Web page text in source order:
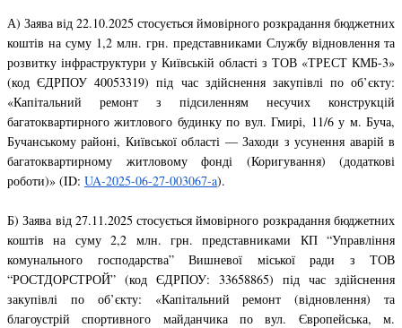
А) Заява від 22.10.2025 стосується ймовірного розкрадання бюджетних
коштів на суму 1,2 млн. грн. представниками Службу відновлення та
розвитку інфраструктури у Київській області з ТОВ «ТРЕСТ КМБ-3»
(код ЄДРПОУ 40053319) під час здійснення закупівлі по об’єкту:
«Капітальний ремонт з підсиленням несучих конструкцій
багатоквартирного житлового будинку по вул. Гмирі, 11/6 у м. Буча,
Бучанському районі, Київської області — Заходи з усунення аварій в
багатоквартирному житловому фонді (Коригування) (додаткові
роботи)» (ID: UA-2025-06-27-003067-a).
Б) Заява від 27.11.2025 стосується ймовірного розкрадання бюджетних
коштів на суму 2,2 млн. грн. представниками КП “Управління
комунального господарства” Вишневої міської ради з ТОВ
“РОСТДОРСТРОЙ” (код ЄДРПОУ: 33658865) під час здійснення
закупівлі по об’єкту: «Капітальний ремонт (відновлення) та
благоустрій спортивного майданчика по вул. Європейська, м.